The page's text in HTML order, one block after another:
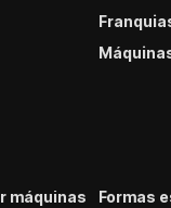
máquinas
Formas